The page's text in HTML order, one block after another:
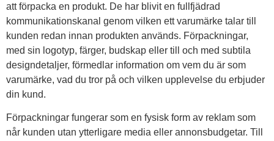
att förpacka en produkt. De har blivit en fullfjädrad
kommunikationskanal genom vilken ett varumärke talar till
kunden redan innan produkten används. Förpackningar,
med sin logotyp, färger, budskap eller till och med subtila
designdetaljer, förmedlar information om vem du är som
varumärke, vad du tror på och vilken upplevelse du erbjuder
din kund.
Förpackningar fungerar som en fysisk form av reklam som
når kunden utan ytterligare media eller annonsbudgetar. Till